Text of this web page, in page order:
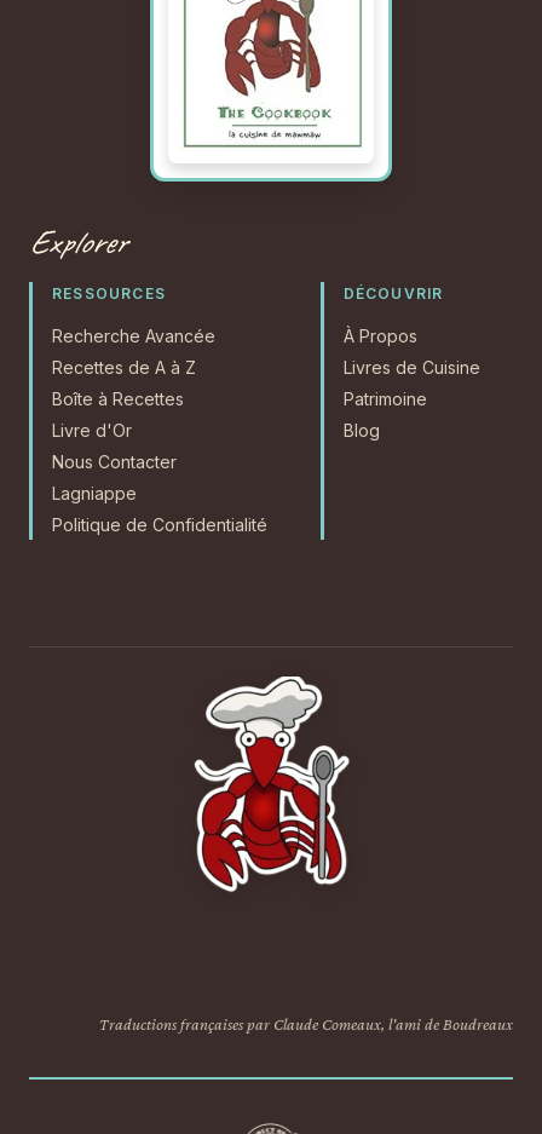
Explorer
RESSOURCES
Recherche Avancée
Recettes de A à Z
Boîte à Recettes
Livre d'Or
Nous Contacter
Lagniappe
Politique de Confidentialité
DÉCOUVRIR
À Propos
Livres de Cuisine
Patrimoine
Blog
Traductions françaises par Claude Comeaux, l'ami de Boudreaux